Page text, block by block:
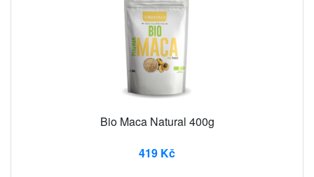
Bio Maca Natural 400g
419 Kč